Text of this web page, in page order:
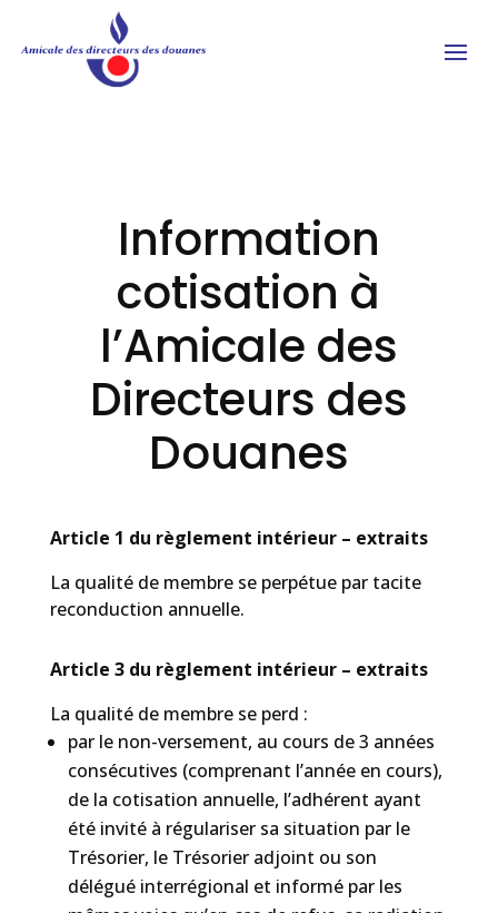
Information
cotisation à
l’Amicale des
Directeurs des
Douanes
Article 1 du règlement intérieur – extraits
La qualité de membre se perpétue par tacite
reconduction annuelle.
Article 3 du règlement intérieur – extraits
La qualité de membre se perd :
par le non-versement, au cours de 3 années
consécutives (comprenant l’année en cours),
de la cotisation annuelle, l’adhérent ayant
été invité à régulariser sa situation par le
Trésorier, le Trésorier adjoint ou son
délégué interrégional et informé par les